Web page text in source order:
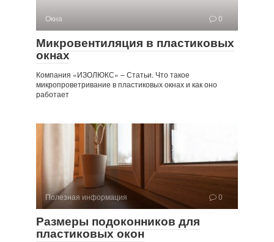
Окна 0
Микровентиляция в пластиковых
окнах
Компания «ИЗОЛЮКС» – Статьи. Что такое
микропроветривание в пластиковых окнах и как оно
работает
Полезная информация 0
Размеры подоконников для
пластиковых окон